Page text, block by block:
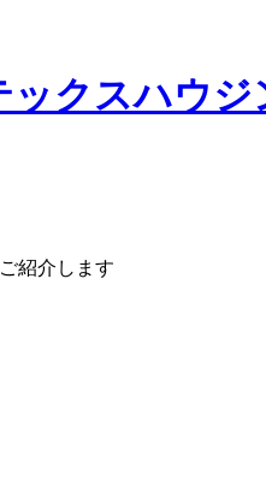
紹介します